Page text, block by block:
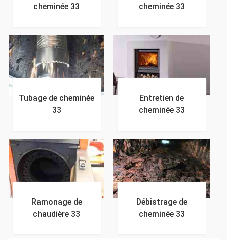
cheminée 33
cheminée 33
Tubage de cheminée
33
Entretien de
cheminée 33
Ramonage de
chaudière 33
Débistrage de
cheminée 33